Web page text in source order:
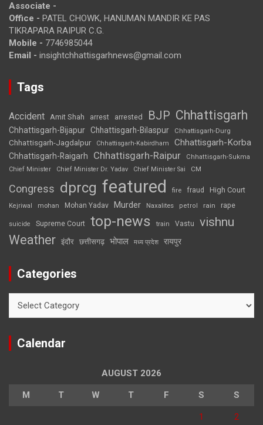
Associate -
Office - PATEL CHOWK, HANUMAN MANDIR KE PAS
TIKRAPARA RAIPUR C.G.
Mobile - 7746985044
Email - insightchhattisgarhnews@gmail.com
Tags
Accident Amit Shah arrest arrested BJP Chhattisgarh
Chhattisgarh-Bijapur Chhattisgarh-Bilaspur Chhattisgarh-Durg
Chhattisgarh-Jagdalpur Chhattisgarh-Kabirdham Chhattisgarh-Korba
Chhattisgarh-Raigarh Chhattisgarh-Raipur
Chhattisgarh-Sukma
Chief Minister
Chief Minister Dr. Yadav Chief Minister Sai CM
Congress dprcg featured fire fraud High Court
Kejriwal mohan Mohan Yadav Murder Naxalites petrol rain rape
suicide Supreme Court top-news train Vastu vishnu
Weather इंदौर छत्तीसगढ़ भोपाल मध्य प्रदेश रायपुर
Categories
Calendar
AUGUST 2026
M T W T F S S
1 2